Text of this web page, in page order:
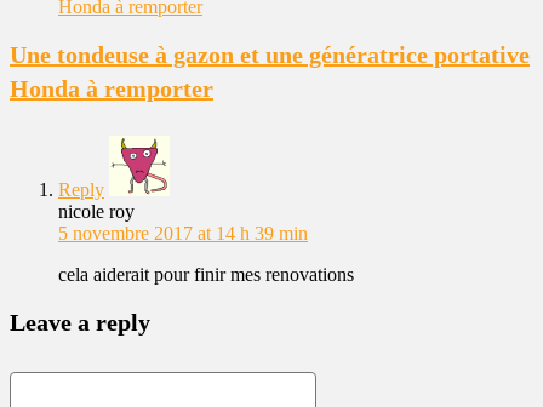
Une tondeuse à gazon et une génératrice portative
Honda à remporter
Reply
nicole roy
5 novembre 2017 at 14 h 39 min
cela aiderait pour finir mes renovations
Leave a reply